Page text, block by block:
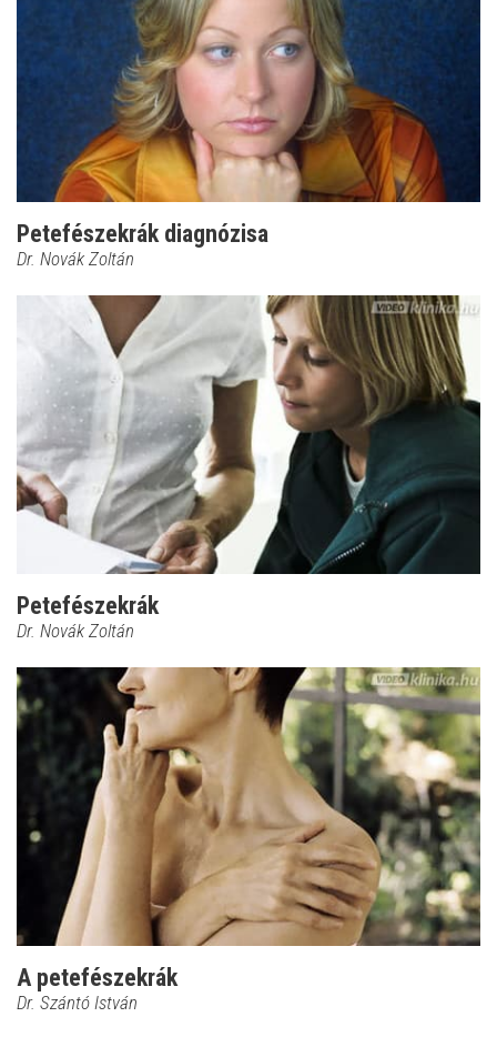
Petefészekrák diagnózisa
Dr. Novák Zoltán
Petefészekrák
Dr. Novák Zoltán
A petefészekrák
Dr. Szántó István